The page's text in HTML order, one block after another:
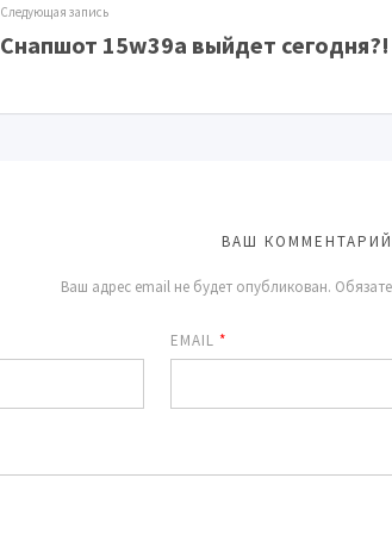
Следующая запись
Снапшот 15w39a выйдет сегодня?!
ВАШ КОММЕНТАРИЙ
Ваш адрес email не будет опубликован.
EMAIL *